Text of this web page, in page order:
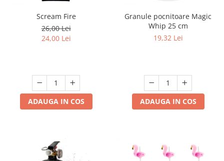
Scream Fire
26,00 Lei
24,00 Lei
ADAUGA IN COS
Granule pocnitoare Magic
Whip 25 cm
19,32 Lei
ADAUGA IN COS